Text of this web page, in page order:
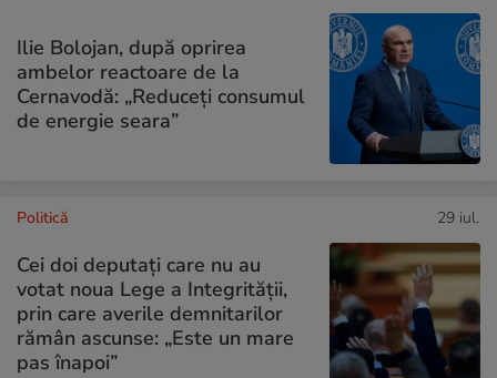
Ilie Bolojan, după oprirea
ambelor reactoare de la
Cernavodă: „Reduceți consumul
de energie seara”
Politică 29 iul.
Cei doi deputați care nu au
votat noua Lege a Integrității,
prin care averile demnitarilor
rămân ascunse: „Este un mare
pas înapoi”